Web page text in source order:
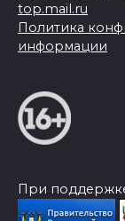
top.mail.ru
Политика
информации
При